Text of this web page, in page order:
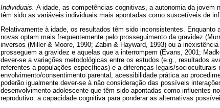
Individuais. A idade, as competências cognitivas, a autonomia da jovem
têm sido as variáveis individuais mais apontadas como suscetíveis de
Relativamente à idade, os resultados têm sido inconsistentes.
novas optam mais frequentemente pelo prosseguimento da gravidez
inversos (Miller & Moore, 1990; Zabin & Hayward, 1993) ou a
prosseguem a gravidez e aquelas que a interrompem (Evans, 2001;
dever-se a variações metodológicas entre os estudos (e.g., resultados
referentes a populações específicas) e a diferenças legais/
envolvimento/consentimento parental, acessibilidade prática ao
poderão igualmente dever-se à não consideração das possíveis
desenvolvimento adolescente que têm sido apontadas como influentes
reprodutivo: a capacidade cognitiva para ponderar as alternativas